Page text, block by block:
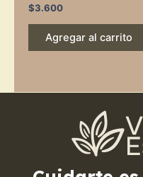
$3.600
Agregar al carrito